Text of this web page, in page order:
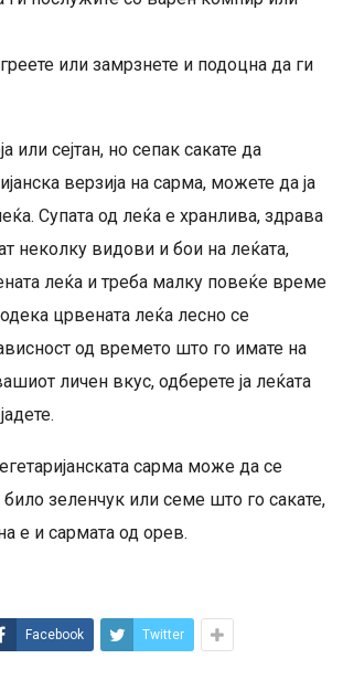
или замрзнете и подоцна да ги
или сејтан, но сепак сакате да
верзија на сарма, можете да ја
Супата од леќа е хранлива, здрава
неколку видови и бои на леќата,
леќа и треба малку повеќе време
црвената леќа лесно се
од времето што го имате на
личен вкус, одберете ја леќата
сарма може да се
било зеленчук или семе што го сакате,
е и сармата од орев.
Facebook Twitter